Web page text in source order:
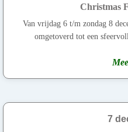
Christmas
Van vrijdag 6 t/m zondag 8
omgetoverd tot een
7